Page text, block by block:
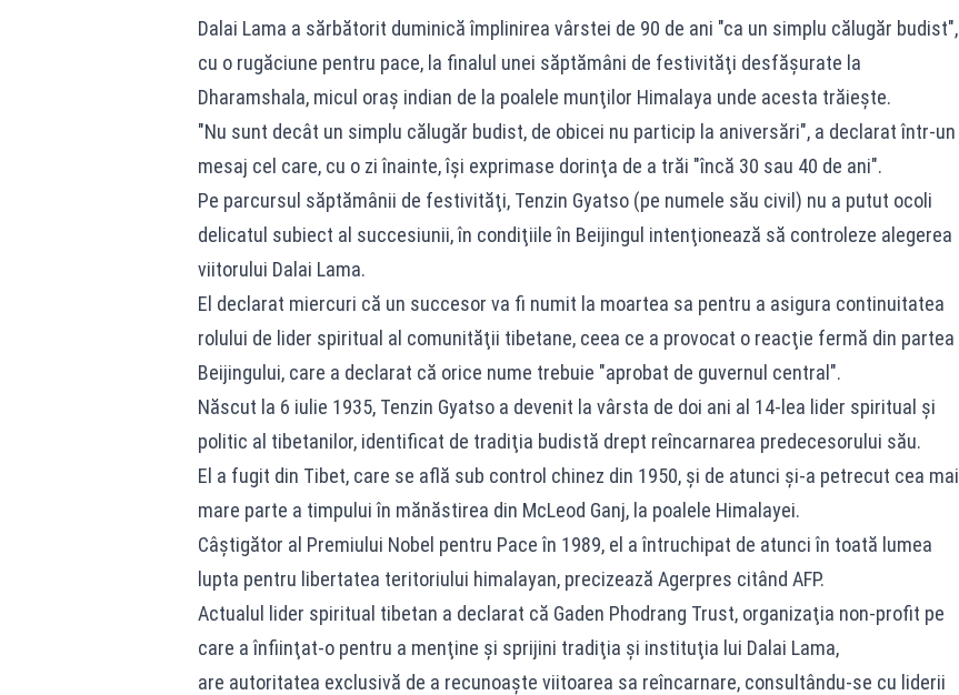
Dalai Lama a sărbătorit duminică împlinirea vârstei de 90 de ani "ca un simplu călugăr budist",
cu o rugăciune pentru pace, la finalul unei săptămâni de festivităţi desfăşurate la
Dharamshala, micul oraş indian de la poalele munţilor Himalaya unde acesta trăieşte.
"Nu sunt decât un simplu călugăr budist, de obicei nu particip la aniversări", a declarat într-un
mesaj cel care, cu o zi înainte, îşi exprimase dorinţa de a trăi "încă 30 sau 40 de ani".
Pe parcursul săptămânii de festivităţi, Tenzin Gyatso (pe numele său civil) nu a putut ocoli
delicatul subiect al succesiunii, în condiţiile în Beijingul intenţionează să controleze alegerea
viitorului Dalai Lama.
El declarat miercuri că un succesor va fi numit la moartea sa pentru a asigura continuitatea
rolului de lider spiritual al comunităţii tibetane, ceea ce a provocat o reacţie fermă din partea
Beijingului, care a declarat că orice nume trebuie "aprobat de guvernul central".
Născut la 6 iulie 1935, Tenzin Gyatso a devenit la vârsta de doi ani al 14-lea lider spiritual şi
politic al tibetanilor, identificat de tradiţia budistă drept reîncarnarea predecesorului său.
El a fugit din Tibet, care se află sub control chinez din 1950, şi de atunci şi-a petrecut cea mai
mare parte a timpului în mănăstirea din McLeod Ganj, la poalele Himalayei.
Câştigător al Premiului Nobel pentru Pace în 1989, el a întruchipat de atunci în toată lumea
lupta pentru libertatea teritoriului himalayan, precizează Agerpres citând AFP.
Actualul lider spiritual tibetan a declarat că Gaden Phodrang Trust, organizaţia non-profit pe
care a înfiinţat-o pentru a menţine şi sprijini tradiţia şi instituţia lui Dalai Lama,
are autoritatea exclusivă de a recunoaşte viitoarea sa reîncarnare, consultându-se cu liderii